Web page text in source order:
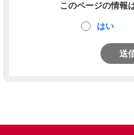
このページの情報
はい
送